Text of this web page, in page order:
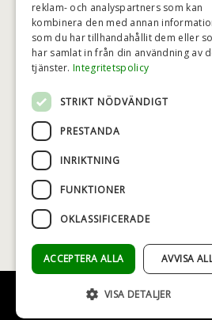
FRAKT
COOKIE-INSTÄLLNINGAR
reklam- och analyspartners som kan
kombinera den med annan
som du har tillhandahållit dem eller
har samlat in från din användning av
tjänster. Integritetspolicy
STRIKT NÖDVÄNDIGT
PRESTANDA
INRIKTNING
FUNKTIONER
OKLASSIFICERADE
ACCEPTERA ALLA AVVISA
VISA DETALJER